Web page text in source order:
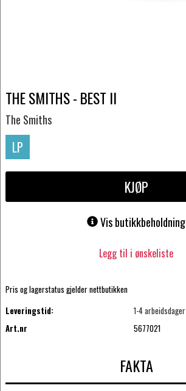
THE SMITHS - BEST II
The Smiths
LP
KJØP
Vis butikkbeholdning
Legg til i ønskeliste
Pris og lagerstatus gjelder nettbutikken
Leveringstid:
1-4 arbeidsdager
Art.nr
5677021
FAKTA